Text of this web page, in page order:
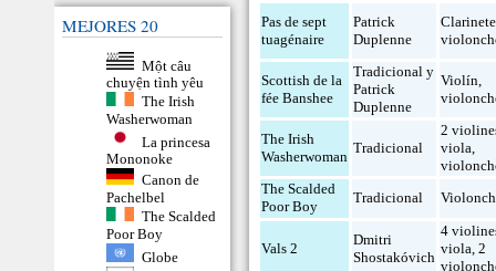
MEJORES 20
Một câu
chuyện tình yêu
The Irish
Washerwoman
La princesa
Mononoke
Canon de
Pachelbel
The Scalded
Poor Boy
Globe
Pas de sept
tuagénaire
Patrick
Duplenne
Clarinete
Scottish de la
fée Banshee
Tradicional y
Patrick
Duplenne
Violín,
The Irish
Washerwoman
Tradicional
2
viola,
The Scalded
Poor Boy
Tradicional
Vals 2
Dmitri
Shostakóvich
4
viola,2